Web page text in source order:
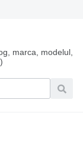
marca, modelul,